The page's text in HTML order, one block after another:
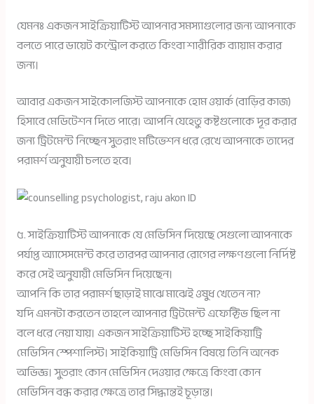
যেমনঃ একজন সাইক্রিয়াটিস্ট আপনার সমস্যাগুলোর জন্য আপনাকে
বলতে পারে ডায়েট কন্ট্রোল করতে কিংবা শারীরিক ব্যায়াম করার
জন্য।
আবার একজন সাইকোলজিস্ট আপনাকে হোম ওয়ার্ক (বাড়ির কাজ)
হিসাবে মেডিটেশন দিতে পারে। আপনি যেহেতু কষ্টগুলোকে দূর করার
জন্য ট্রিটমেন্ট নিচ্ছেন সুতরাং মটিভেশন ধরে রেখে আপনাকে তাদের
পরামর্শ অনুযায়ী চলতে হবে।
৫. সাইক্রিয়াটিস্ট আপনাকে যে মেডিসিন দিয়েছে সেগুলো আপনাকে
পর্যাপ্ত অ্যাসেসমেন্ট করে তারপর আপনার রোগের লক্ষণগুলো নির্দিষ্ট
করে সেই অনুযায়ী মেডিসিন দিয়েছেন।
আপনি কি তার পরামর্শ ছাড়াই মাঝে মাঝেই ওষুধ খেতেন না?
যদি এমনটা করতেন তাহলে আপনার ট্রিটমেন্ট এফেক্টিভ ছিল না
বলে ধরে নেয়া যায়। একজন সাইক্রিয়াটিস্ট হচ্ছে সাইকিয়াট্রি
মেডিসিন স্পেশালিস্ট। সাইকিয়াট্রি মেডিসিন বিষয়ে তিনি অনেক
অভিজ্ঞ। সুতরাং কোন মেডিসিন দেওয়ার ক্ষেত্রে কিংবা কোন
মেডিসিন বন্ধ করার ক্ষেত্রে তার সিদ্ধান্তই চূড়ান্ত।